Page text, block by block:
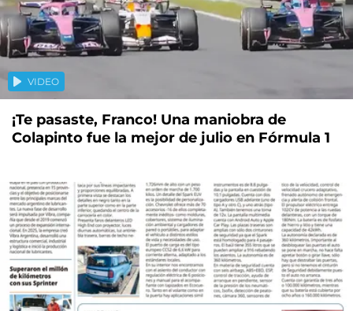
VIDEO
¡Te pasaste, Franco! Una maniobra de
Colapinto fue la mejor de julio en Fórmula 1